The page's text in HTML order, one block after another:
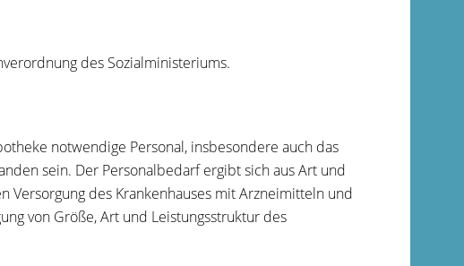
des Sozialministeriums.
notwendige Personal, insbesondere auch das
sein. Der Personalbedarf ergibt sich aus Art und
des Krankenhauses mit Arzneimitteln und
von Größe, Art und Leistungsstruktur des